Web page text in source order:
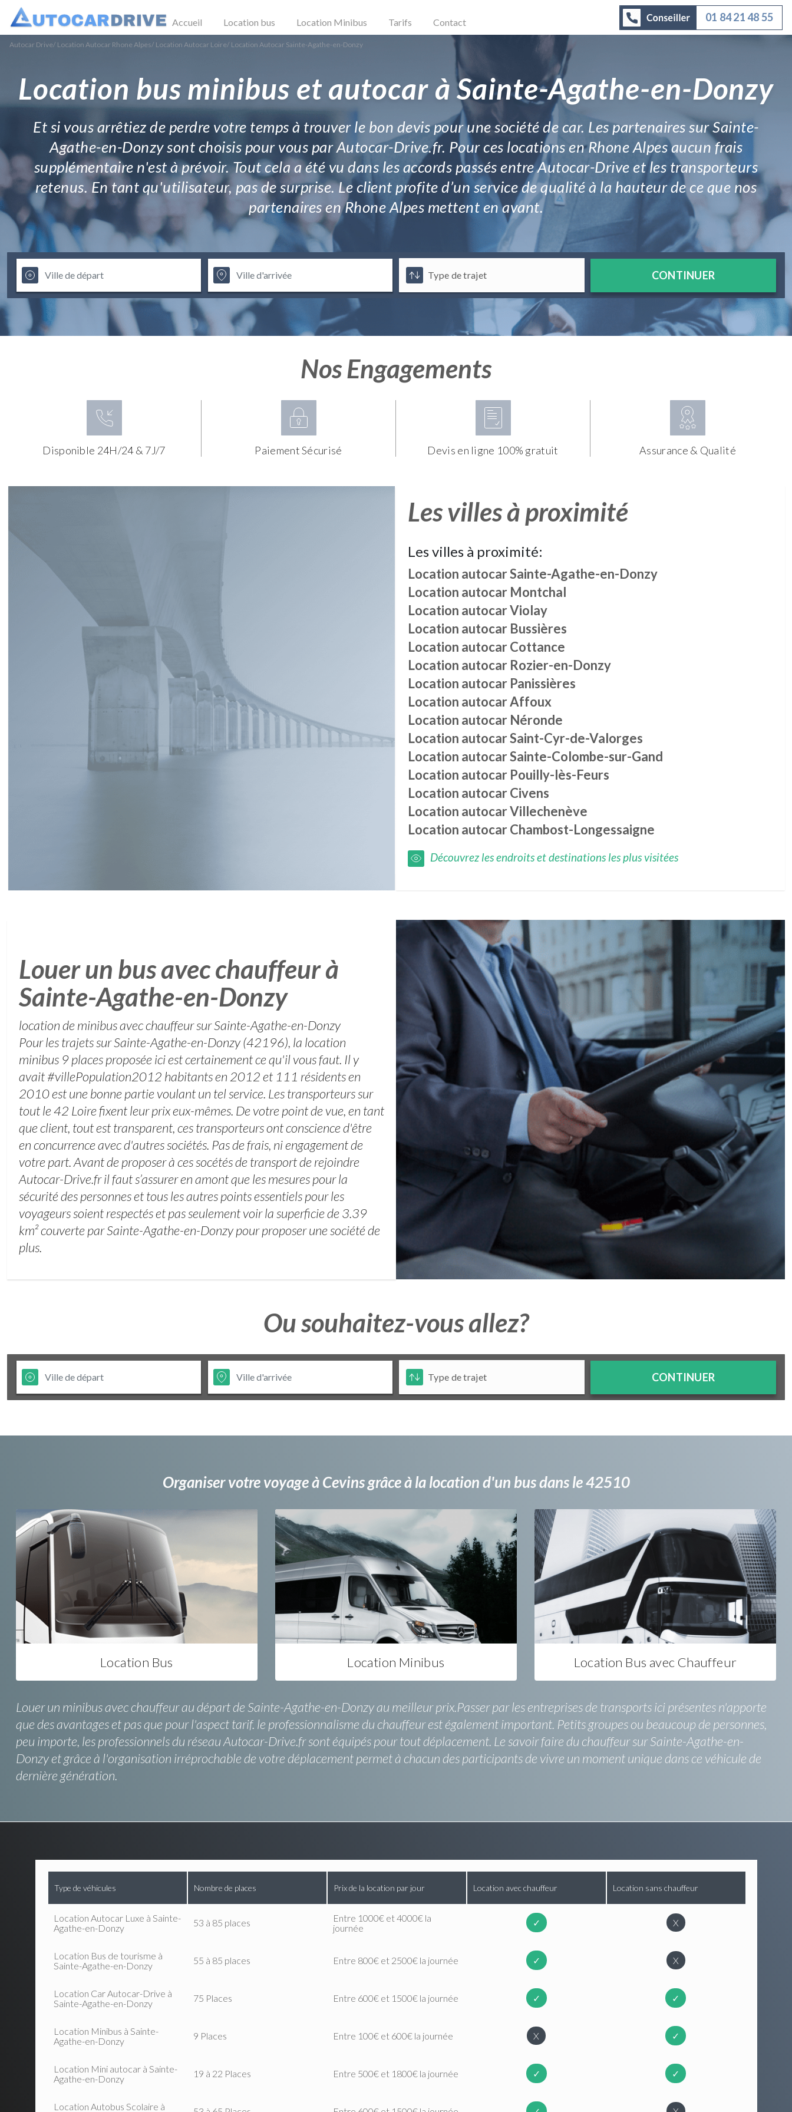
Accueil Location bus Location Minibus Tarifs Contact 01 84 21 48 55
Autocar Drive/ Location Autocar Rhone Alpes/ Location Autocar Loire/ Location Autocar Sainte-Agathe-en-Donzy
Location bus minibus et autocar à Sainte-Agathe-en-Donzy
Et si vous arrêtiez de perdre votre temps à trouver le bon devis pour une société de car. Les partenaires sur Sainte-
Agathe-en-Donzy sont choisis pour vous par Autocar-Drive.fr. Pour ces locations en Rhone Alpes aucun frais
supplémentaire n'est à prévoir. Tout cela a été vu dans les accords passés entre Autocar-Drive et les transporteurs
retenus. En tant qu'utilisateur, pas de surprise. Le client profite d’un service de qualité à la hauteur de ce que nos
partenaires en Rhone Alpes mettent en avant.
CONTINUER
Nos Engagements
Disponible 24H/24 & 7J/7 Paiement Sécurisé Devis en ligne 100% gratuit Assurance & Qualité
Les villes à proximité
Les villes à proximité:
Location autocarSainte-Agathe-en-Donzy
Location autocar Montchal
Location autocarViolay
Location autocar Bussières
Location autocarCottance
Location autocar Rozier-en-Donzy
Location autocar Panissières
Location autocarAffoux
Location autocar Néronde
Location autocarSaint-Cyr-de-Valorges
Location autocarSainte-Colombe-sur-Gand
Location autocar Pouilly-lès-Feurs
Location autocarCivens
Location autocarVillechenève
Location autocarChambost-Longessaigne
Découvrez les endroits et destinations les plus visitées
Louer un bus avec chauffeur à
Sainte-Agathe-en-Donzy
location de minibus avec chauffeur sur Sainte-Agathe-en-Donzy
Pour les trajets sur Sainte-Agathe-en-Donzy (42196), la location
minibus 9 places proposée ici est certainement ce qu'il vous faut. Il y
avait #villePopulation2012 habitants en 2012 et 111 résidents en
2010 est une bonne partie voulant un tel service. Les transporteurs sur
tout le 42 Loire fixent leur prix eux-mêmes. De votre point de vue, en tant
que client, tout est transparent, ces transporteurs ont conscience d'être
en concurrence avec d'autres sociétés. Pas de frais, ni engagement de
votre part. Avant de proposer à ces socétés de transport de rejoindre
Autocar-Drive.fr il faut s’assurer en amont que les mesures pour la
sécurité des personnes et tous les autres points essentiels pour les
voyageurs soient respectés et pas seulement voir la superficie de 3.39
km² couverte par Sainte-Agathe-en-Donzy pour proposer une société de
plus.
Ou souhaitez-vous allez?
CONTINUER
Organiser votre voyage à Cevins grâce à la location d'un bus dans le 42510
Location Bus Location Minibus Location Bus avec Chauffeur
Louer un minibus avec chauffeur au départ de Sainte-Agathe-en-Donzy au meilleur prix.Passer par les entreprises de transports ici présentes n'apporte
que des avantages et pas que pour l'aspect tarif. le professionnalisme du chauffeur est également important. Petits groupes ou beaucoup de personnes,
peu importe, les professionnels du réseau Autocar-Drive.fr sont équipés pour tout déplacement. Le savoir faire du chauffeur sur Sainte-Agathe-en-
Donzy et grâce à l'organisation irréprochable de votre déplacement permet à chacun des participants de vivre un moment unique dans ce véhicule de
dernière génération.
Type de véhicules Nombre de places Prix de la location par jour Location avec chauffeur Location sans chauffeur
Location Autocar Luxe à Sainte-
Agathe-en-Donzy
53 à 85 places
Entre 1000€ et 4000€ la
journée
✓ X
Location Bus de tourisme à
Sainte-Agathe-en-Donzy
55 à 85 places Entre 800€ et 2500€ la journée ✓ X
Location Car Autocar-Drive à
Sainte-Agathe-en-Donzy
75 Places Entre 600€ et 1500€ la journée ✓ ✓
Location Minibus à Sainte-
Agathe-en-Donzy
9 Places Entre 100€ et 600€ la journée X ✓
Location Mini autocar à Sainte-
Agathe-en-Donzy
19 à 22 Places Entre 500€ et 1800€ la journée ✓ ✓
Location Autobus Scolaire à